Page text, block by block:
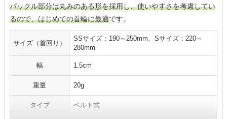
バックル部分は丸みのある形を採用し、使いやすさを考慮してい
るので、はじめての首輪に最適です。
サイズ（首回り）
SSサイズ：190～250mm、Sサイズ：220～
280mm
幅 1.5cm
重量 20g
タイプ ベルト式